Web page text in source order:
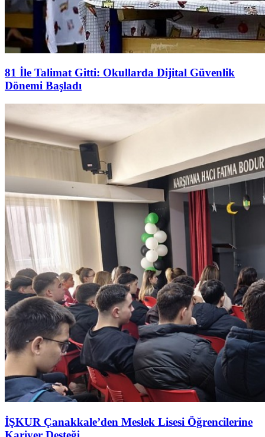
81 İle Talimat Gitti: Okullarda Dijital Güvenlik
Dönemi Başladı
İŞKUR Çanakkale’den Meslek Lisesi Öğrencilerine